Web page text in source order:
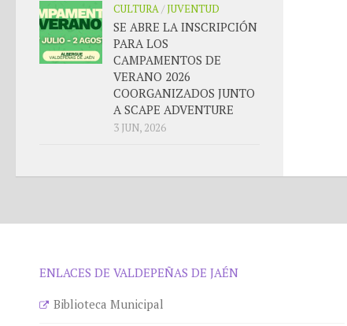
CULTURA/JUVENTUD
SE ABRE LA INSCRIPCIÓN
PARA LOS
CAMPAMENTOS DE
VERANO 2026
COORGANIZADOS JUNTO
A SCAPE ADVENTURE
3 JUN, 2026
ENLACES DE VALDEPEÑAS DE JAÉN
Biblioteca Municipal